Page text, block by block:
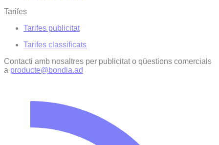
Tarifes
Tarifes publicitat
Tarifes classificats
Contacti amb nosaltres per publicitat o qüestions comercials
a producte@bondia.ad